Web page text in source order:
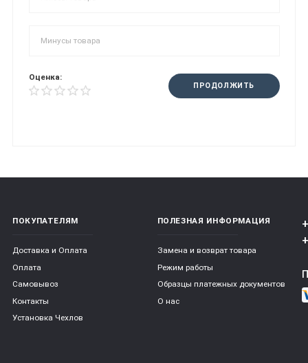
Оценка:
ПРОДОЛЖИТЬ
ПОКУПАТЕЛЯМ
Доставка и Оплата
Оплата
Самовывоз
Контакты
Установка Чехлов
ПОЛЕЗНАЯ ИНФОРМАЦИЯ
Замена и возврат товара
Режим работы
Образцы платежных документов
О нас